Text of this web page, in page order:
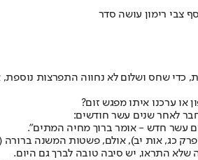
שחס ושלום לא נחווה התפרצות נוספת,
או ערכנו איתו מפגש זום?
לאחר שנים עשר חודשים:
עשר חדש - אומר ברוך מחיה המתים".
כג, אות יב), אולם, פשטות המשנה ברורה
התראו, יש סיבה טובה לברך גם היום.